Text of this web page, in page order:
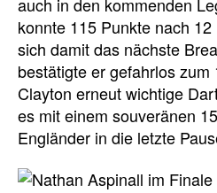
konnte 115 Punkte nach
sich damit das nächste
bestätigte er gefahrlos
Clayton erneut wichtige
es mit einem souveränen
Engländer in die letzte